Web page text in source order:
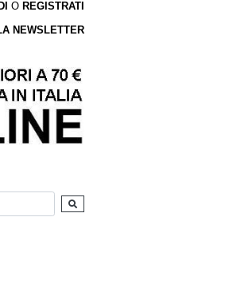
O REGISTRATI
NEWSLETTER